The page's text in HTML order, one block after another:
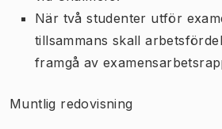
När två studenter utför
tillsammans skall
framgå av
Muntlig redovisning